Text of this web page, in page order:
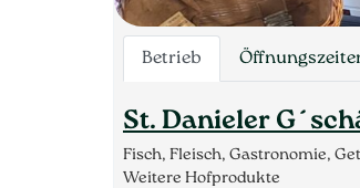
Betrieb
St. Danieler
Fisch, Fleisch, Gastronomie,
Weitere Hofprodukte